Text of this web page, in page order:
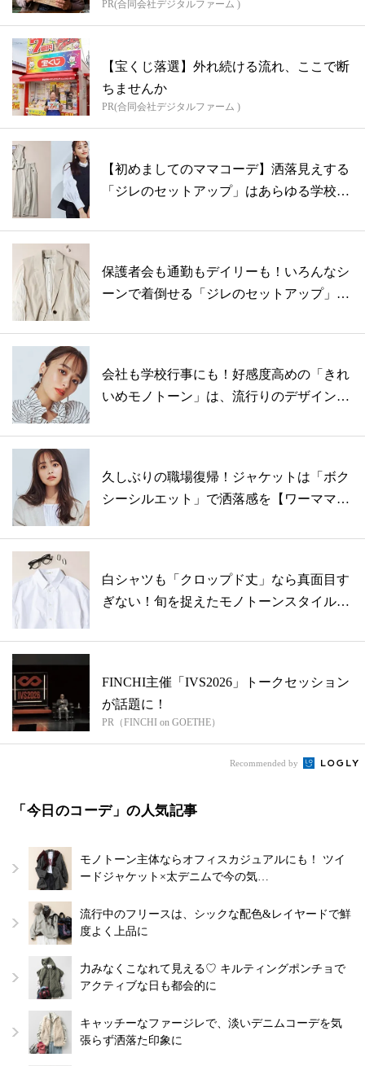
PR(合同会社デジタルファーム )
【宝くじ落選】外れ続ける流れ、ここで断
ちませんか
PR(合同会社デジタルファーム )
【初めましてのママコーデ】洒落見えする
「ジレのセットアップ」はあらゆる学校行
保護者会も通勤もデイリーも！いろんなシ
ーンで着倒せる「ジレのセットアップ」は
会社も学校行事にも！好感度高めの「きれ
いめモノトーン」は、流行りのデザインで
久しぶりの職場復帰！ジャケットは「ボク
シーシルエット」で洒落感を【ワーママコ
白シャツも「クロップド丈」なら真面目す
ぎない！旬を捉えたモノトーンスタイル
FINCHI主催「IVS2026」トークセッション
が話題に！
PR（FINCHI on GOETHE）
Recommended by
「今日のコーデ」の人気記事
モノトーン主体ならオフィスカジュアルにも！ ツイ
ードジャケット×太デニムで今の気…
流行中のフリースは、シックな配色&レイヤードで鮮
度よく上品に
力みなくこなれて見える♡ キルティングポンチョで
アクティブな日も都会的に
キャッチーなファージレで、淡いデニムコーデを気
張らず洒落た印象に